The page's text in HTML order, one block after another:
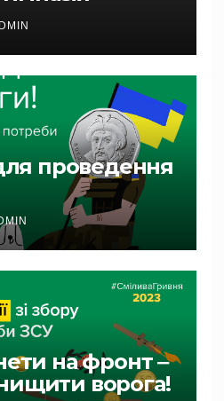
проведення
на фронт ‒
ворога!